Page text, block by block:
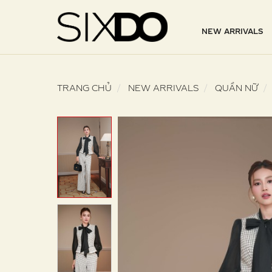
NEW ARRIVALS
TRANG CHỦ NEW ARRIVALS QUẦN NỮ